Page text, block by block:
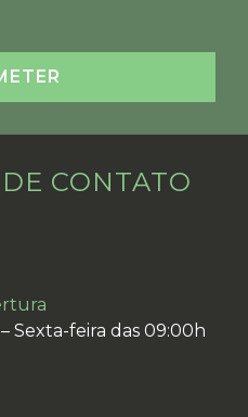
CONTATO
Sexta-feira das 09:00h